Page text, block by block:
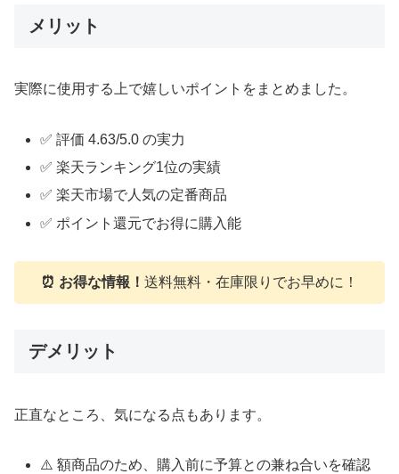
メリット
実際に使用する上で嬉しいポイントをまとめました。
✅ 評価 4.63/5.0 の実力
✅ 楽天ランキング1位の実績
✅ 楽天市場で人気の定番商品
✅ ポイント還元でお得に購入能
⏰ お得な情報！ 送料無料・在庫限りでお早めに！
デメリット
正直なところ、気になる点もあります。
⚠️ 額商品のため、購入前に予算との兼ね合いを確認